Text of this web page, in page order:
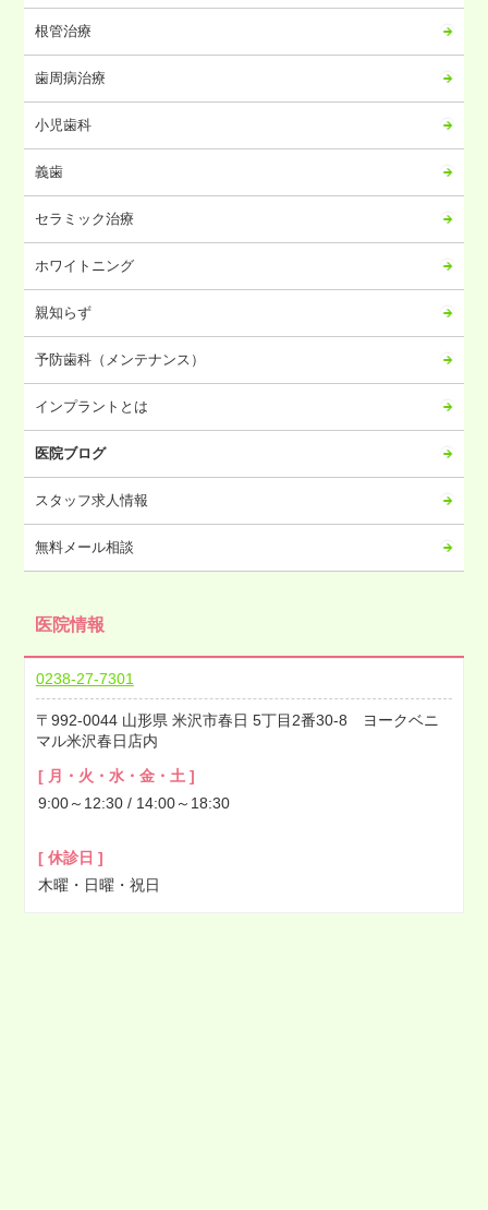
2024年03月
2024年02月
2024年01月
2023年12月
2023年11月
2023年10月
2023年09月
2023年08月
2023年07月
2023年06月
2023年05月
2023年04月
2023年03月
2023年02月
2022年12月
2022年08月
2022年07月
2022年06月
2022年05月
2022年04月
2022年03月
2022年01月
2021年12月
2021年11月
根管治療
歯周病治療
小児歯科
義歯
セラミック治療
ホワイトニング
親知らず
予防歯科（メンテナンス）
インプラントとは
医院ブログ
スタッフ求人情報
無料メール相談
医院情報
0238-27-7301
992-0044 山形県 米沢市春日 5丁目2番30-8 ヨークベニ
マル米沢春日店内
[ 月・火・水・金・土 ]
9:00～12:30 / 14:00～18:30
[ 休診日 ]
木曜・日曜・祝日